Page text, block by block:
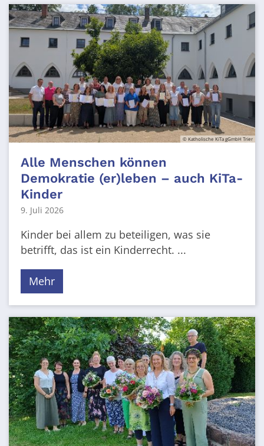
© Katholische KiTa gGmbH Trier
Alle Menschen können
Demokratie (er)leben – auch KiTa-
Kinder
9. Juli 2026
Kinder bei allem zu beteiligen, was sie
betrifft, das ist ein Kinderrecht. ...
Mehr